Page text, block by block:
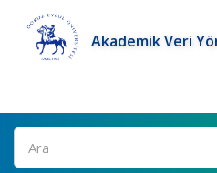
Akademik Veri
Ara